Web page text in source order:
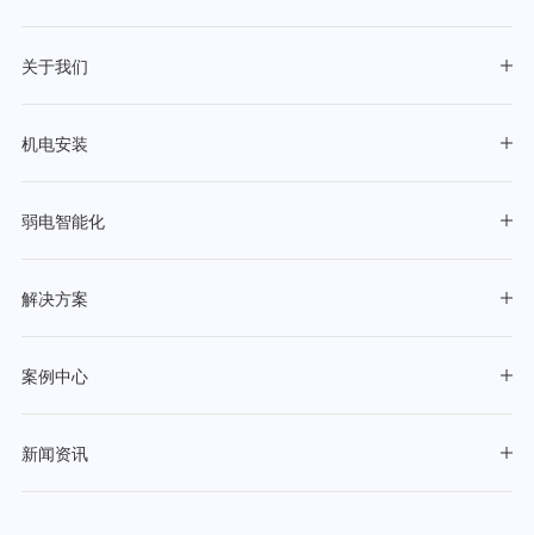
关于我们
机电安装
弱电智能化
解决方案
案例中心
新闻资讯